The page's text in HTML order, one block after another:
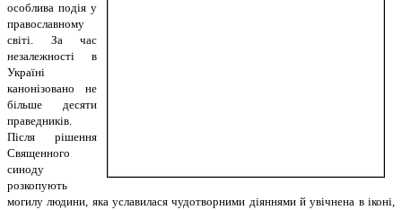
особлива подія у
православному
світі. За час
незалежності в
Україні
канонізовано не
більше десяти
праведників.
Після рішення
Священного
синоду
розкопують
могилу людини, яка уславилася чудотворними діяннями й увічнена в іконі,